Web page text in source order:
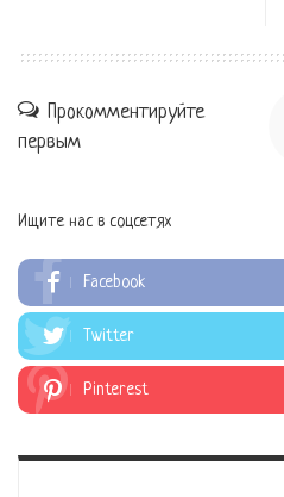
Прокомментируйте
первым
Ищите нас в соцсетях
Facebook
Twitter
Pinterest